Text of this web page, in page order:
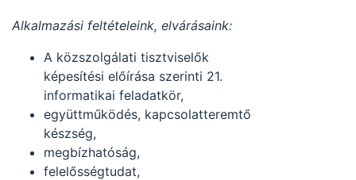
Alkalmazási feltételeink, elvárásaink:
A közszolgálati tisztviselők
képesítési előírása szerinti 21.
informatikai feladatkör,
együttműködés, kapcsolatteremtő
készség,
megbízhatóság,
felelősségtudat,